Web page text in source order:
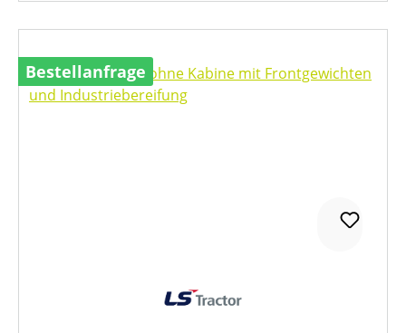
Bestellanfrage